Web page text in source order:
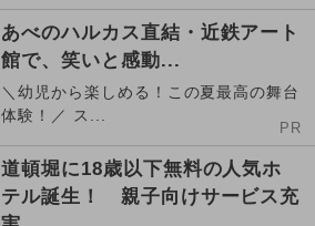
あべのハルカス直結・近鉄アート
館で、笑いと感動...
＼幼児から楽しめる！この夏最高の舞台
体験！／ ス...
PR
道頓堀に18歳以下無料の人気ホ
テル誕生！ 親子向けサービス充